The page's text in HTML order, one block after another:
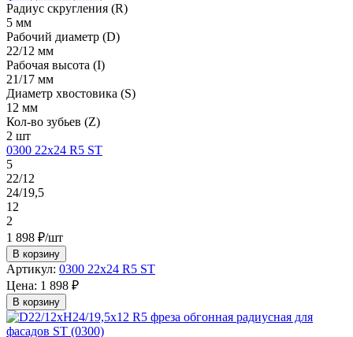
Радиус скругления (R)
5 мм
Рабочий диаметр (D)
22/12 мм
Рабочая высота (I)
21/17 мм
Диаметр хвостовика (S)
12 мм
Кол-во зубьев (Z)
2 шт
0300 22х24 R5 ST
5
22/12
24/19,5
12
2
1 898 ₽/шт
В корзину
Артикул: 0300 22х24 R5 ST
Цена: 1 898 ₽
В корзину